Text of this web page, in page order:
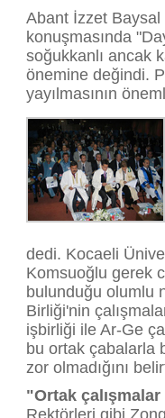
Abant İzzet
konuşmasında
soğukkanlı ancak
önemine değindi.
yayılmasının
dedi. Kocaeli
Komsuoğlu gerek
bulunduğu olumlu
Birliği'nin
işbirliği ile Ar-Ge
bu ortak çabalarla
zor olmadığını
"Ortak
Rektörleri gibi